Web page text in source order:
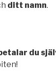
ditt namn.
du